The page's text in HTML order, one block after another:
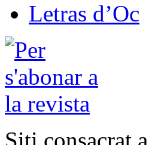
Letras d’Oc